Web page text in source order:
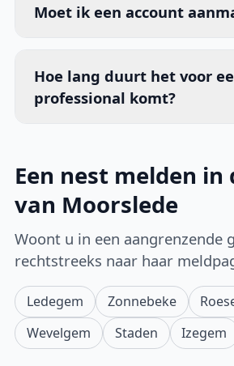
Moet ik een account
Hoe lang duurt het voor
professional komt?
Een nest melden
van Moorslede
Woont u in een aangrenzende
rechtstreeks naar haar
Ledegem Zonnebeke
Wevelgem
Staden Izegem